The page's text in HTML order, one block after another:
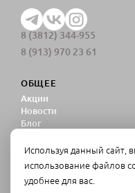
8 (3812) 344-955
8 (913) 970 23 61
ОБЩЕЕ
Акции
Новости
Блог
конфиденциальности
Согласие на обработку
персональных данных
Используя данный сайт,
использование файлов
удобнее для вас.